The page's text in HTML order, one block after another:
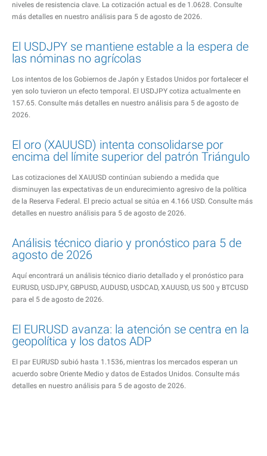
niveles de resistencia clave. La cotización actual es de 1.0628. Consulte
más detalles en nuestro análisis para 5 de agosto de 2026.
El USDJPY se mantiene estable a la espera de
las nóminas no agrícolas
Los intentos de los Gobiernos de Japón y Estados Unidos por fortalecer el
yen solo tuvieron un efecto temporal. El USDJPY cotiza actualmente en
157.65. Consulte más detalles en nuestro análisis para 5 de agosto de
2026.
El oro (XAUUSD) intenta consolidarse por
encima del límite superior del patrón Triángulo
Las cotizaciones del XAUUSD continúan subiendo a medida que
disminuyen las expectativas de un endurecimiento agresivo de la política
de la Reserva Federal. El precio actual se sitúa en 4.166 USD. Consulte más
detalles en nuestro análisis para 5 de agosto de 2026.
Análisis técnico diario y pronóstico para 5 de
agosto de 2026
Aquí encontrará un análisis técnico diario detallado y el pronóstico para
EURUSD, USDJPY, GBPUSD, AUDUSD, USDCAD, XAUUSD, US 500 y BTCUSD
para el 5 de agosto de 2026.
El EURUSD avanza: la atención se centra en la
geopolítica y los datos ADP
El par EURUSD subió hasta 1.1536, mientras los mercados esperan un
acuerdo sobre Oriente Medio y datos de Estados Unidos. Consulte más
detalles en nuestro análisis para 5 de agosto de 2026.